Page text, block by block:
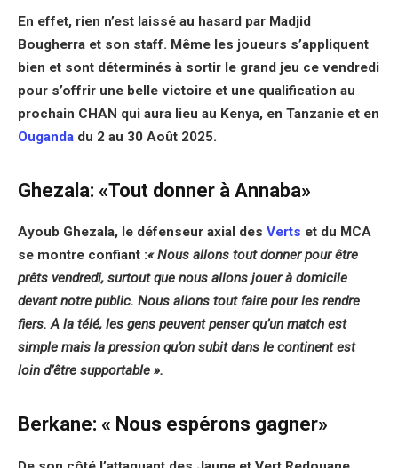
En effet, rien n’est laissé au hasard par Madjid
Bougherra et son staff. Même les joueurs s’appliquent
bien et sont déterminés à sortir le grand jeu ce vendredi
pour s’offrir une belle victoire et une qualification au
prochain CHAN qui aura lieu au Kenya, en Tanzanie et en
Ouganda du 2 au 30 Août 2025.
Ghezala: «Tout donner à Annaba»
Ayoub Ghezala, le défenseur axial des Verts et du MCA
se montre confiant :« Nous allons tout donner pour être
prêts vendredi, surtout que nous allons jouer à domicile
devant notre public. Nous allons tout faire pour les rendre
fiers. A la télé, les gens peuvent penser qu’un match est
simple mais la pression qu’on subit dans le continent est
loin d’être supportable ».
Berkane: « Nous espérons gagner»